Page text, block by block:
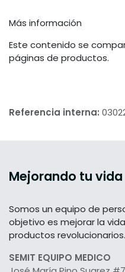
Más información
Este contenido se
páginas de productos.
Referencia interna:
Mejorando tu vida
Somos un equipo de
objetivo es mejorar la
productos revolucionarios.
SEMIT EQUIPO MEDICO